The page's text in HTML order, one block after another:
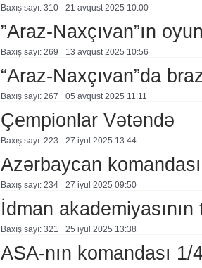
Baxış sayı: 310 21 avqust 2025 10:00
”Araz-Naxçıvan”ın
Baxış sayı: 269 13 avqust 2025 10:56
“Araz-Naxçıvan”da
Baxış sayı: 267 05 avqust 2025 11:11
Çempionlar Vətəndə
Baxış sayı: 223 27 i̇yul 2025 13:44
Azərbaycan
Baxış sayı: 234 27 i̇yul 2025 09:50
İdman
Baxış sayı: 321 25 i̇yul 2025 13:38
ASA-nın komandası 1/